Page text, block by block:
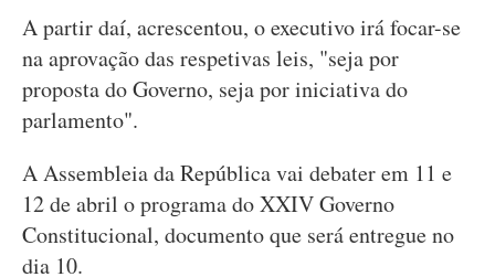
A partir daí, acrescentou, o executivo irá focar-se
na aprovação das respetivas leis, "seja por
proposta do Governo, seja por iniciativa do
parlamento".
A Assembleia da República vai debater em 11 e
12 de abril o programa do XXIV Governo
Constitucional, documento que será entregue no
dia 10.